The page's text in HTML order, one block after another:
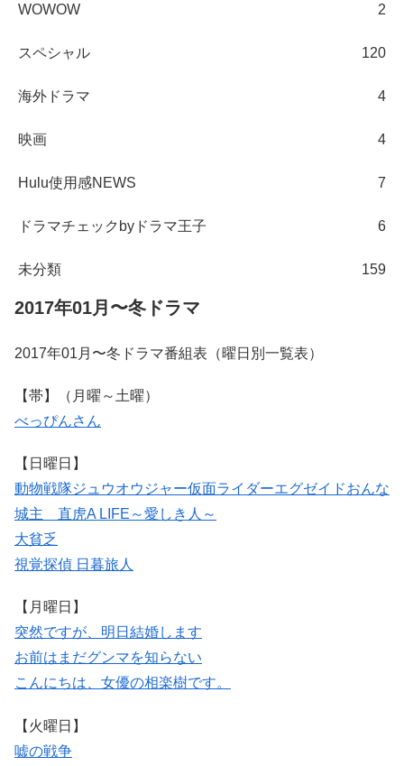
WOWOW 2
スペシャル 120
海外ドラマ 4
映画 4
Hulu使用感NEWS 7
ドラマチェックbyドラマ王子 6
未分類 159
2017年01月〜冬ドラマ
2017年01月〜冬ドラマ番組表（曜日別一覧表）
【帯】（月曜～土曜）
べっぴんさん
【日曜日】
動物戦隊ジュウオウジャー仮面ライダーエグゼイドおんな
城主 直虎A LIFE～愛しき人～
大貧乏
視覚探偵 日暮旅人
【月曜日】
突然ですが、明日結婚します
お前はまだグンマを知らない
こんにちは、女優の相楽樹です。
【火曜日】
嘘の戦争